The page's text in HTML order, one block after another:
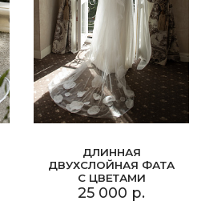
ДЛИННАЯ
ДВУХСЛОЙНАЯ ФАТА
С ЦВЕТАМИ
25 000 р.